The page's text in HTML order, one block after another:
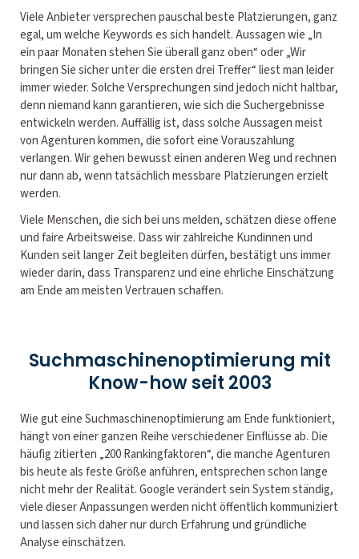
Viele Anbieter versprechen pauschal beste Platzierungen, ganz
egal, um welche Keywords es sich handelt. Aussagen wie „In
ein paar Monaten stehen Sie überall ganz oben“ oder „Wir
bringen Sie sicher unter die ersten drei Treffer“ liest man leider
immer wieder. Solche Versprechungen sind jedoch nicht haltbar,
denn niemand kann garantieren, wie sich die Suchergebnisse
entwickeln werden. Auffällig ist, dass solche Aussagen meist
von Agenturen kommen, die sofort eine Vorauszahlung
verlangen. Wir gehen bewusst einen anderen Weg und rechnen
nur dann ab, wenn tatsächlich messbare Platzierungen erzielt
werden.
Viele Menschen, die sich bei uns melden, schätzen diese offene
und faire Arbeitsweise. Dass wir zahlreiche Kundinnen und
Kunden seit langer Zeit begleiten dürfen, bestätigt uns immer
wieder darin, dass Transparenz und eine ehrliche Einschätzung
am Ende am meisten Vertrauen schaffen.
Suchmaschinenoptimierung mit
Know-how seit 2003
Wie gut eine Suchmaschinenoptimierung am Ende funktioniert,
hängt von einer ganzen Reihe verschiedener Einflüsse ab. Die
häufig zitierten „200 Rankingfaktoren“, die manche Agenturen
bis heute als feste Größe anführen, entsprechen schon lange
nicht mehr der Realität. Google verändert sein System ständig,
viele dieser Anpassungen werden nicht öffentlich kommuniziert
und lassen sich daher nur durch Erfahrung und gründliche
Analyse einschätzen.